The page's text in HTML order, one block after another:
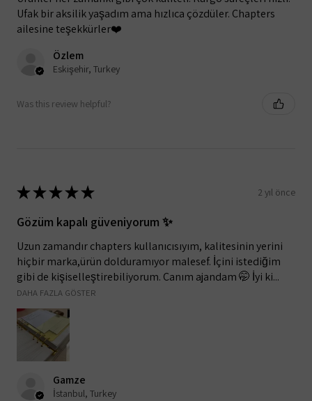
Ufak bir aksilik yaşadım ama hızlıca çözdüler. Chapters
ailesine teşekkürler❤️
Özlem
Eskişehir, Turkey
Was this review helpful?
★★★★★ 2 yıl önce
Gözüm kapalı güveniyorum ✨
Uzun zamandır chapters kullanıcısıyım, kalitesinin yerini
hiçbir marka,ürün dolduramıyor malesef. İçini istediğim
gibi de kişiselleştirebiliyorum. Canım ajandam 🤭 İyi ki...
DAHA FAZLA GÖSTER
Gamze
İstanbul, Turkey